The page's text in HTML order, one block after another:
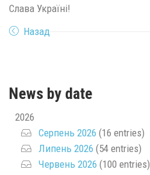
Слава Україні!
Назад
News by date
2026
Серпень 2026 (16 entries)
Липень 2026 (54 entries)
Червень 2026 (100 entries)